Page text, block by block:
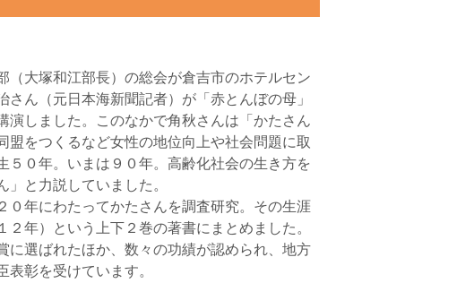
大塚和江部長）の総会が倉吉市のホテルセン
さん（元日本海新聞記者）が「赤とんぼの母」
演しました。このなかで角秋さんは「かたさん
盟をつくるなど女性の地位向上や社会問題に取
５０年。いまは９０年。高齢化社会の生き方を
と力説していました。
年にわたってかたさんを調査研究。その生涯
２年）という上下２巻の著書にまとめました。
に選ばれたほか、数々の功績が認められ、地方
彰を受けています。